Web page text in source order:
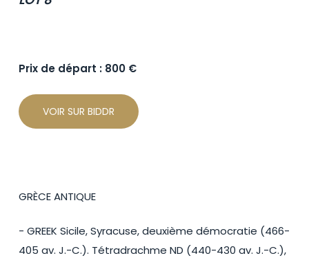
Prix de départ : 800 €
VOIR SUR BIDDR
GRÈCE ANTIQUE
- GREEK Sicile, Syracuse, deuxième démocratie (466-
405 av. J.-C.). Tétradrachme ND (440-430 av. J.-C.),